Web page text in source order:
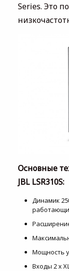
Series. Это
Основные
JBL LSR310S:
Динамик
Мощность
Входы 2 x